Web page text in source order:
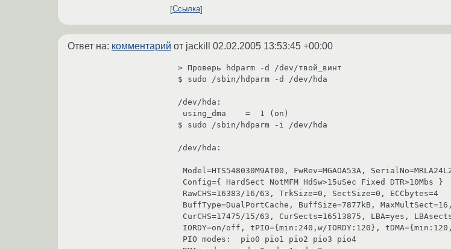
Ссылка
Ответ на: комментарий от jackill 02.02.2005 13:53:45 +00:00
> Проверь hdparm -d /dev/твой_винт
$ sudo /sbin/hdparm -d /dev/hda
/dev/hda:
$ sudo /sbin/hdparm -i /dev/hda
/dev/hda: